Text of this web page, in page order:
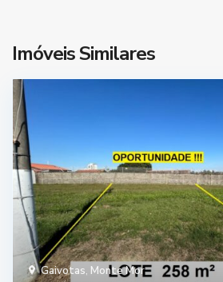
Imóveis Similares
Gaivotas, Monte Mor